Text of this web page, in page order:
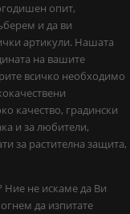
опит,
и да ви
артикули. Нашата
на вашите
всичко необходимо
качество, градински
и за любители,
за растителна защита,
Ние не искаме да Ви
да изпитате